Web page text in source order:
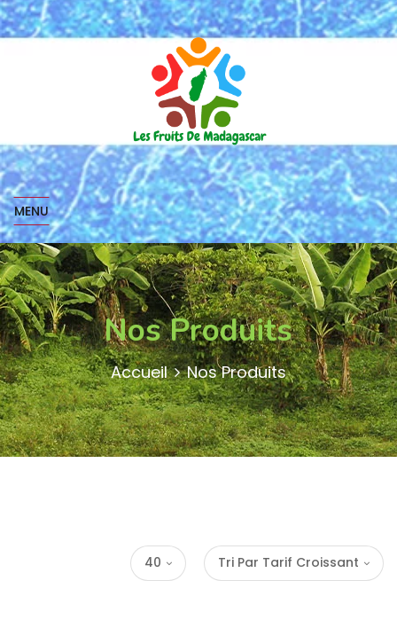
MENU
Nos Produits
Accueil Nos Produits
Tri Par Tarif Croissant
40